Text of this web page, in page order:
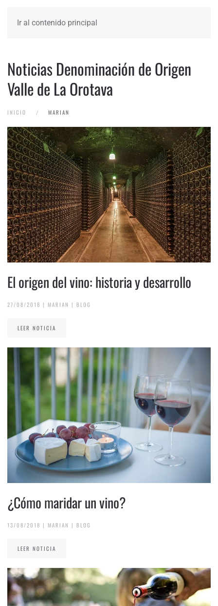
Ir al contenido principal
Noticias Denominación de Origen
Valle de La Orotava
INICIO MARIAN
El origen del vino: historia y desarrollo
27/08/2018 | MARIAN | BLOG
LEER NOTICIA
¿Cómo maridar un vino?
13/08/2018 | MARIAN | BLOG
LEER NOTICIA